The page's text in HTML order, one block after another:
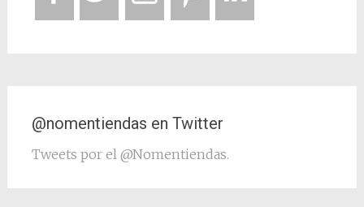
@nomentiendas en Twitter
Tweets por el @Nomentiendas.